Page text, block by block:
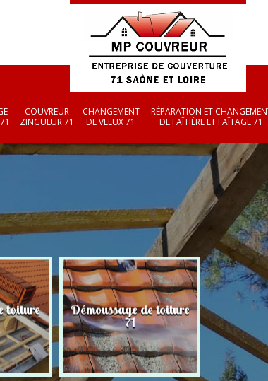
COUVREUR
ZINGUEUR 71
CHANGEMENT
DE VELUX 71
RÉPARATION ET
DE FAÎTIÈRE ET FAÎTAGE 71
toiture Démoussage de toiture
71